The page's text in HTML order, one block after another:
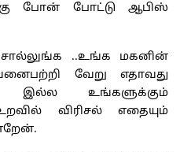
போன் போட்டு ஆபிஸ்
..உங்க மகனின்
வேறு எதாவது
இல்ல உங்களுக்கும்
விரிசல் எதையும்